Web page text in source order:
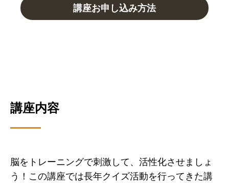
講座内容
脳をトレーニングで刺激して、活性化させましょ
う！この講座では長年クイズ活動を行ってきた講
講座お申し込み方法